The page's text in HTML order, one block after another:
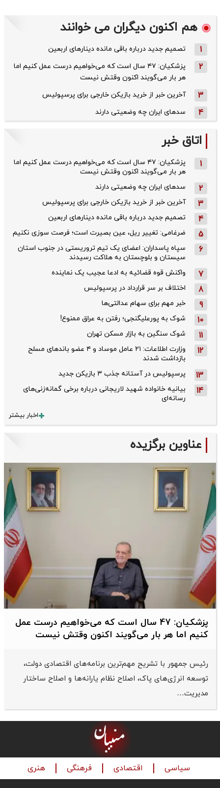
هم اکنون دیگران می خوانند
1 تصمیم جدید درباره باقی مانده دینارهای اربعین
2
پزشکیان: ۴۷ سال است که می‌خواهیم درست عمل کنیم اما
هر بار می‌گویند اکنون وقتش نیست
3 آخرین خبر از خرید بازیکن خارجی برای پرسپولیس
4 سدهای ایران چه وضعیتی دارند
اتاق خبر
1
پزشکیان: ۴۷ سال است که می‌خواهیم درست عمل کنیم اما
هر بار می‌گویند اکنون وقتش نیست
2 سدهای ایران چه وضعیتی دارند
3 آخرین خبر از خرید بازیکن خارجی برای پرسپولیس
4 تصمیم جدید درباره باقی مانده دینارهای اربعین
5 ضرغامی: تغییر ریل، عین بصیرت است؛ فرصت سوزی نکنیم
6
سپاه پاسداران: اعضای یک تیم تروریستی در جنوب استان
سیستان و بلوچستان به هلاکت رسیدند
7 واکنش قوه قضائیه به ادعا عجیب یک نماینده
8 اختلاف بر سر قرارداد در پرسپولیس
9 خبر مهم برای سهام عدالتی‌ها
10 شوک به پورعلیگنجی؛ رفتن به عراق ممنوع!
11 شوک سنگین به بازار مسکن تهران
12
وزارت اطلاعات: ۲۱ عامل موساد و ۴ عضو باندهای مسلح
بازداشت شدند
13 پرسپولیس در آستانه جذب ۳ بازیکن جدید
14
بیانیه خانواده شهید لاریجانی درباره برخی گمانه‌زنی‌های
رسانه‌ای
اخبار بیشتر
عناوین برگزیده
پزشکیان: 47 سال است که می‌خواهیم درست عمل
کنیم اما هر بار می‌گویند اکنون وقتش نیست
رئیس جمهور با تشریح مهم‌ترین برنامه‌های اقتصادی دولت،
توسعه انرژی‌های پاک، اصلاح نظام یارانه‌ها و اصلاح ساختار
مدیریت…
سیاسی اقتصادی فرهنگی هنری